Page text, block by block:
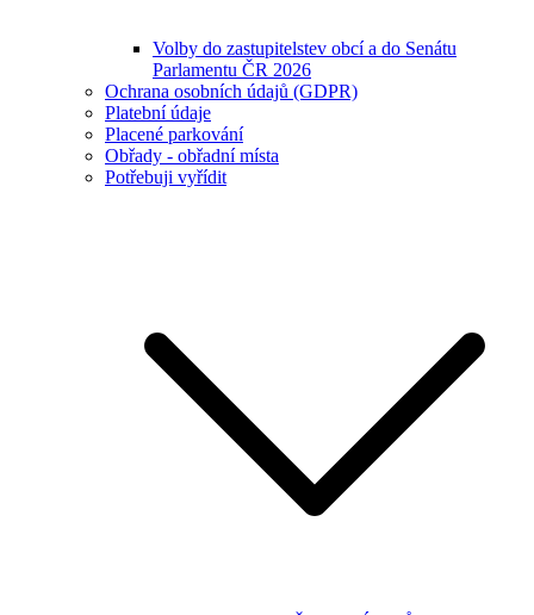
Volby do zastupitelstev obcí a do Senátu
Parlamentu ČR 2026
Ochrana osobních údajů (GDPR)
Platební údaje
Placené parkování
Obřady - obřadní místa
Potřebuji vyřídit